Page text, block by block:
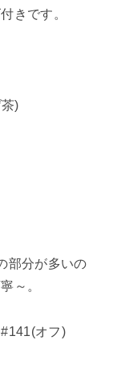
きです。
)
部分が多いの
～。
オフ)